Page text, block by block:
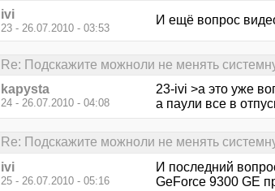
ivi
23 - 26.07.2010 - 03:53
И ещё вопрос
Re: Подскажите можноли не менять
kapysta
24 - 26.07.2010 - 04:08
23-ivi >а это уже
а паули все в
Re: Подскажите можноли не менять
ivi
25 - 26.07.2010 - 05:16
И последний
GeForce 9300 GE